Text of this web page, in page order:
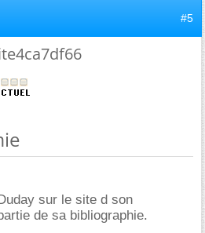
#5
sur le site d son
de sa bibliographie.